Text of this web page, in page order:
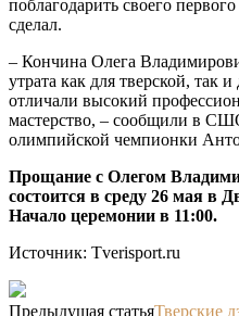
поблагодарить своего
сделал.
– Кончина Олега
утрата как для тверской, так
отличали высокий
мастерство, – сообщили в
олимпийской чемпионки
Прощание с Олегом
состоится в среду 26 мая в
Начало церемонии в 11:00.
Источник: Tverisport.ru
Предыдущая статьяТверские